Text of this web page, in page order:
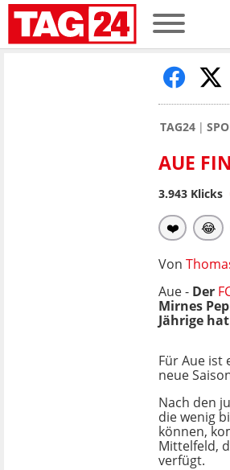
TAG24
AUE
3.943 Klicks
❤️ 😂
Von
Aue - Der
Mirnes
Jährige
Für Aue ist
neue
Nach den
die wenig
können,
Mittelfeld,
verfügt.